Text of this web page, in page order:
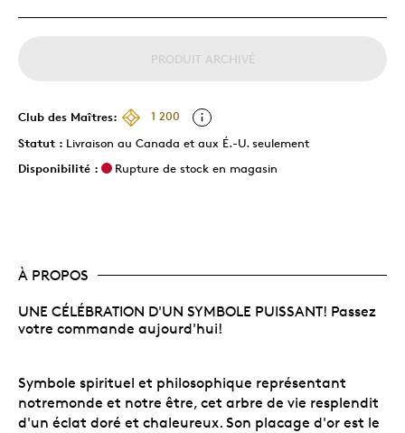
PRODUIT ARCHIVÉ
Club des Maîtres:
1 200
Statut : Livraison au Canada et aux É.-U. seulement
Disponibilité :
Rupture de stock en magasin
À PROPOS
UNE CÉLÉBRATION D'UN SYMBOLE PUISSANT! Passez
votre commande aujourd'hui!
Symbole spirituel et philosophique représentant
notremonde et notre être, cet arbre de vie resplendit
d'un éclat doré et chaleureux. Son placage d'or est le